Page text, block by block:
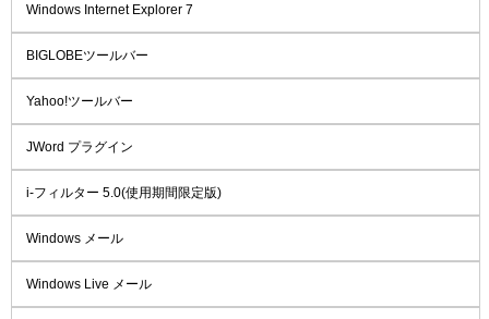
Windows Internet Explorer 7
BIGLOBEツールバー
Yahoo!ツールバー
JWord プラグイン
i-フィルター 5.0(使用期間限定版)
Windows メール
Windows Live メール